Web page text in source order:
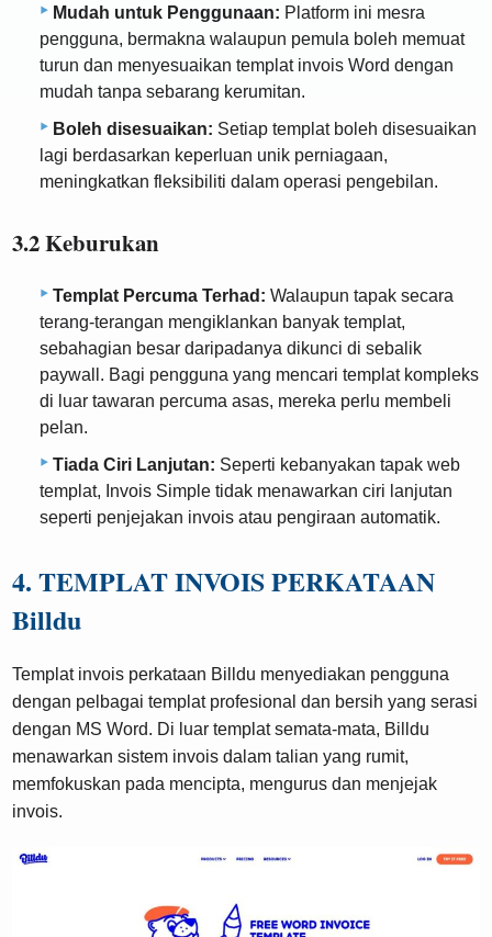
Mudah untuk Penggunaan: Platform ini mesra
pengguna, bermakna walaupun pemula boleh memuat
turun dan menyesuaikan templat invois Word dengan
mudah tanpa sebarang kerumitan.
Boleh disesuaikan: Setiap templat boleh disesuaikan
lagi berdasarkan keperluan unik perniagaan,
meningkatkan fleksibiliti dalam operasi pengebilan.
3.2 Keburukan
Templat Percuma Terhad: Walaupun tapak secara
terang-terangan mengiklankan banyak templat,
sebahagian besar daripadanya dikunci di sebalik
paywall. Bagi pengguna yang mencari templat kompleks
di luar tawaran percuma asas, mereka perlu membeli
pelan.
Tiada Ciri Lanjutan: Seperti kebanyakan tapak web
templat, Invois Simple tidak menawarkan ciri lanjutan
seperti penjejakan invois atau pengiraan automatik.
4. TEMPLAT INVOIS PERKATAAN
Billdu
Templat invois perkataan Billdu menyediakan pengguna
dengan pelbagai templat profesional dan bersih yang serasi
dengan MS Word. Di luar templat semata-mata, Billdu
menawarkan sistem invois dalam talian yang rumit,
memfokuskan pada mencipta, mengurus dan menjejak
invois.